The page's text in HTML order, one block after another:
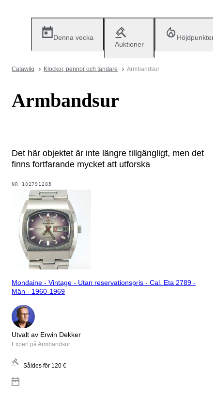
Denna vecka
Auktioner
Höjdpunkter
Catawiki Klockor, pennor och tändare Armbandsur
Armbandsur
Det här objektet är inte längre tillgängligt, men det
finns fortfarande mycket att utforska
NR 102791285
Mondaine - Vintage - Utan reservationspris - Cal. Eta 2789 -
Män - 1960-1969
Utvalt av Erwin Dekker
Expert på Armbandsur
Såldes för 120 €